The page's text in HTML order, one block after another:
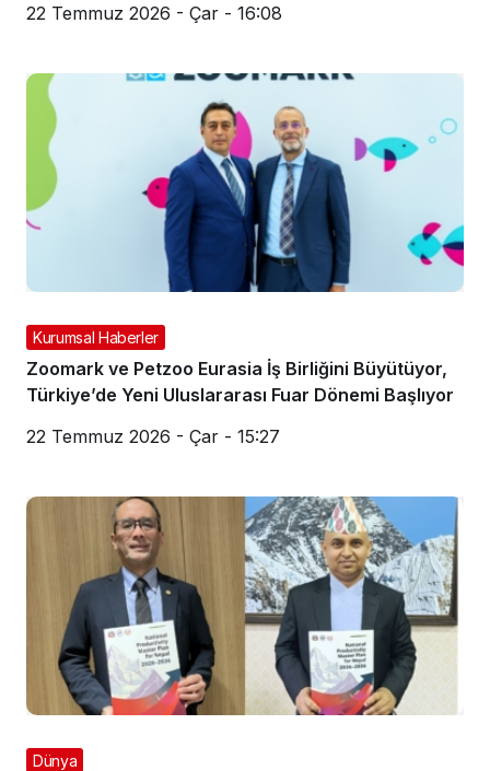
22 Temmuz 2026 - Çar - 16:08
Kurumsal Haberler
Zoomark ve Petzoo Eurasia İş Birliğini Büyütüyor,
Türkiye’de Yeni Uluslararası Fuar Dönemi Başlıyor
22 Temmuz 2026 - Çar - 15:27
Dünya